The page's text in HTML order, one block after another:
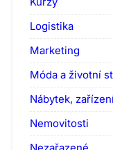
Logistika
Marketing
Móda a životní
Nábytek,
Nemovitosti